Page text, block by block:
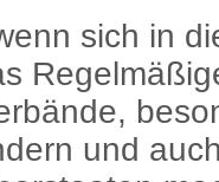
sich in
und